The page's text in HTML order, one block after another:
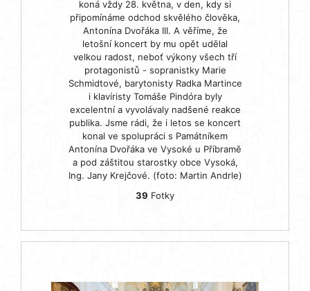
koná vždy 28. května, v den, kdy si
připomínáme odchod skvělého člověka,
Antonína Dvořáka III. A věříme, že
letošní koncert by mu opět udělal
velkou radost, neboť výkony všech tří
protagonistů - sopranistky Marie
Schmidtové, barytonisty Radka Martince
i klavíristy Tomáše Pindóra byly
excelentní a vyvolávaly nadšené reakce
publika. Jsme rádi, že i letos se koncert
konal ve spolupráci s Památníkem
Antonína Dvořáka ve Vysoké u Příbramě
a pod záštitou starostky obce Vysoká,
Ing. Jany Krejčové. (foto: Martin Andrle)
39 Fotky